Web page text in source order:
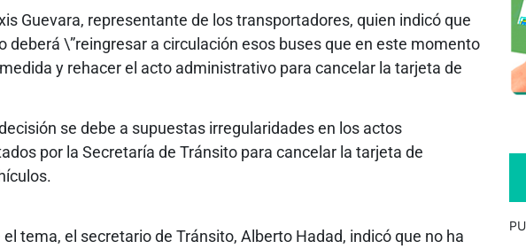
Guevara, representante de los transportadores, quien indicó que
deberá \”reingresar a circulación esos buses que en este momento
y rehacer el acto administrativo para cancelar la tarjeta de
se debe a supuestas irregularidades en los actos
por la Secretaría de Tránsito para cancelar la tarjeta de
tema, el secretario de Tránsito, Alberto Hadad, indicó que no ha